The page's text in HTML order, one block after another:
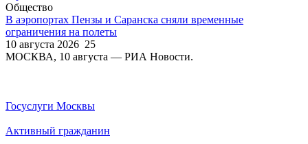
Общество
В аэропортах Пензы и Саранска сняли временные
ограничения на полеты
10 августа 2026 25
МОСКВА, 10 августа — РИА Новости.
Госуслуги Москвы
Активный гражданин